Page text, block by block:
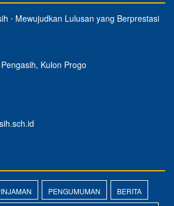
⋅ Mewujudkan Lulusan yang Berprestasi
Kulon Progo
PENGUMUMAN BERITA